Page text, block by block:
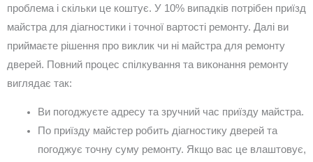
проблема і скільки це коштує. У 10% випадків потрібен приїзд
майстра для діагностики і точної вартості ремонту. Далі ви
приймаєте рішення про виклик чи ні майстра для ремонту
дверей. Повний процес спілкування та виконання ремонту
виглядає так:
Ви погоджуєте адресу та зручний час приїзду майстра.
По приїзду майстер робить діагностику дверей та
погоджує точну суму ремонту. Якщо вас це влаштовує,